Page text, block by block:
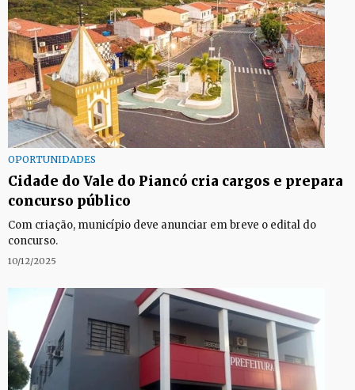
OPORTUNIDADES
Cidade do Vale do Piancó cria cargos e prepara
concurso público
Com criação, município deve anunciar em breve o edital do
concurso.
10/12/2025